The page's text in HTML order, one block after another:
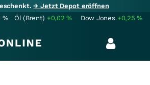
→ Jetzt Depot eröffnen
% Öl (Brent) +0,02% Dow Jones +0,25%